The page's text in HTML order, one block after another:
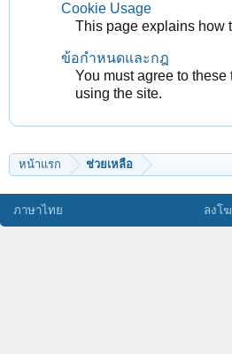
Cookie Usage
This page explains how
ข้อกำหนดและกฎ
You must agree to
using the site.
หน้าแรก ช่วยเหลือ
ภาษาไทย ลงโ